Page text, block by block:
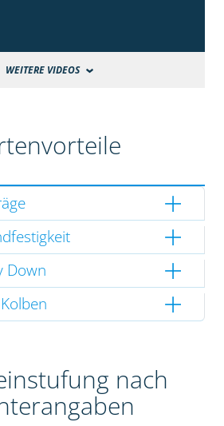
WEITERE VIDEOS
Down
nach